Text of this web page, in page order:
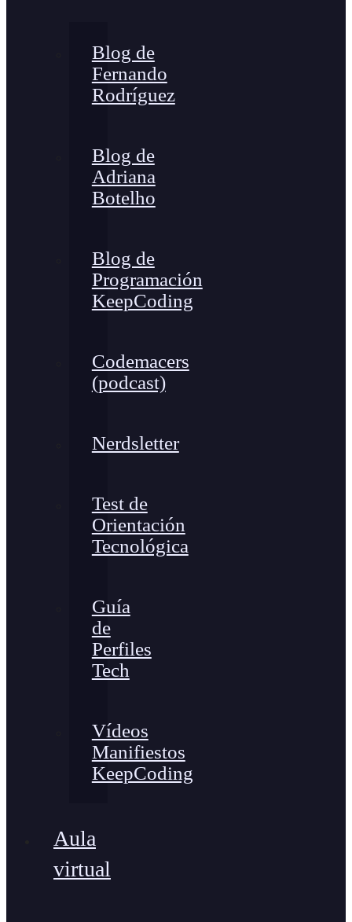
Blog de
Fernando
Rodríguez
Blog de
Adriana
Botelho
Blog de
Programación
KeepCoding
Codemacers
(podcast)
Nerdsletter
Test de
Orientación
Tecnológica
Guía
de
Perfiles
Tech
Vídeos
Manifiestos
KeepCoding
Aula
virtual